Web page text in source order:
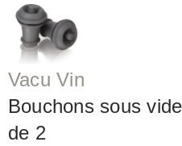
Vacu Vin
Bouchons sous
de 2